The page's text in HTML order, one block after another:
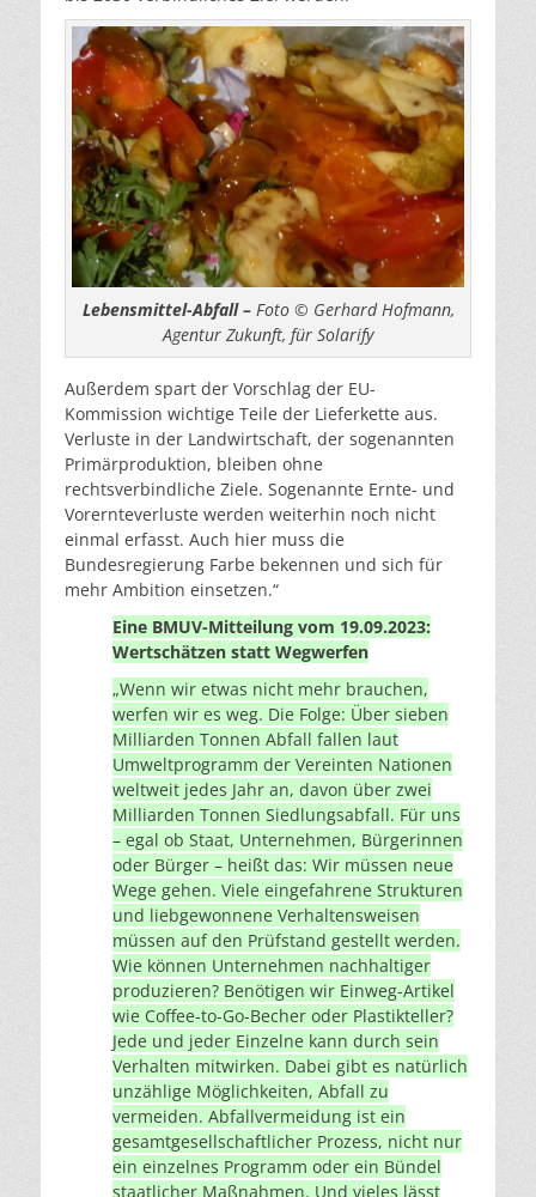
Lebensmittel-Abfall –Foto © Gerhard Hofmann,
Agentur Zukunft, für Solarify
Außerdem spart der Vorschlag der EU-
Kommission wichtige Teile der Lieferkette aus.
Verluste in der Landwirtschaft, der sogenannten
Primärproduktion, bleiben ohne
rechtsverbindliche Ziele. Sogenannte Ernte- und
Vorernteverluste werden weiterhin noch nicht
einmal erfasst. Auch hier muss die
Bundesregierung Farbe bekennen und sich für
mehr Ambition einsetzen.“
Eine BMUV-Mitteilung vom 19.09.2023:
Wertschätzen statt Wegwerfen
„Wenn wir etwas nicht mehr brauchen,
werfen wir es weg. Die Folge: Über sieben
Milliarden Tonnen Abfall fallen laut
Umweltprogramm der Vereinten Nationen
weltweit jedes Jahr an, davon über zwei
Milliarden Tonnen Siedlungsabfall. Für uns
– egal ob Staat, Unternehmen, Bürgerinnen
oder Bürger – heißt das: Wir müssen neue
Wege gehen. Viele eingefahrene Strukturen
und liebgewonnene Verhaltensweisen
müssen auf den Prüfstand gestellt werden.
Wie können Unternehmen nachhaltiger
produzieren? Benötigen wir Einweg-Artikel
wie Coffee-to-Go-Becher oder Plastikteller?
Jede und jeder Einzelne kann durch sein
Verhalten mitwirken. Dabei gibt es natürlich
unzählige Möglichkeiten, Abfall zu
vermeiden. Abfallvermeidung ist ein
gesamtgesellschaftlicher Prozess, nicht nur
ein einzelnes Programm oder ein Bündel
staatlicher Maßnahmen. Und vieles lässt